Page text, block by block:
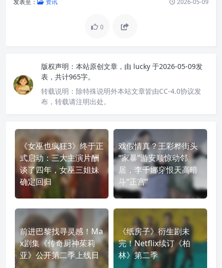
发表至： 资讯 2026-05-09
0
版权声明： 本站原创文章，由 lucky 于2026-05-09发
表，共计965字。
转载说明： 除特殊说明外本站文章皆由CC-4.0协议发
布，转载请注明出处。
《女巫也疯狂3》终于正
式启动：三大主演片酬
谈了四年，女巫三姐妹
确定回归
戏假情真？王彩桦街头
“家暴”游安顺惊动邻
居，李千娜穿恨天高暗
斗“正宫”
前进巴黎找寻灵感！Ma
x剧集《传奇厨神茱莉
亚》公开第二季上线日
《纸房子》衍生剧未
完！Netflix续订《柏
林》第二季